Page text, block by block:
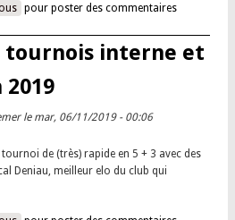
du tournoi interne du samedi 11 avril
pour poster des commentaires
tournois interne et
le mar, 06/11/2019 - 00:06
de (très) rapide en 5 + 3 avec des
Deniau, meilleur elo du club qui